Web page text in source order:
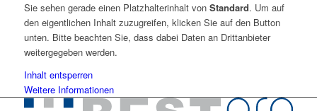
Sie sehen gerade einen Platzhalterinhalt von Standard. Um auf
den eigentlichen Inhalt zuzugreifen, klicken Sie auf den Button
unten. Bitte beachten Sie, dass dabei Daten an Drittanbieter
weitergegeben werden.
Inhalt entsperren
Weitere Informationen